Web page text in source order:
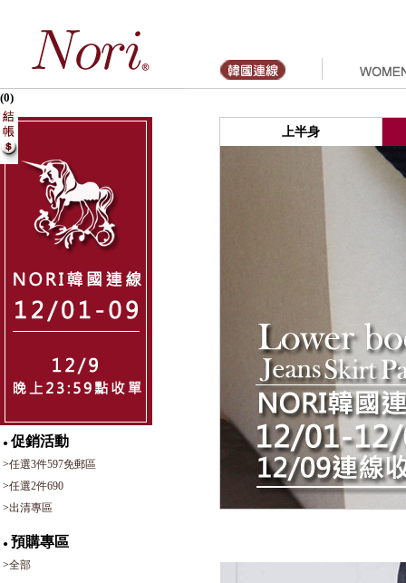
(0)
● 促銷活動
>任選3件597免郵區
>任選2件690
>出清專區
● 預購專區
>全部
上半身